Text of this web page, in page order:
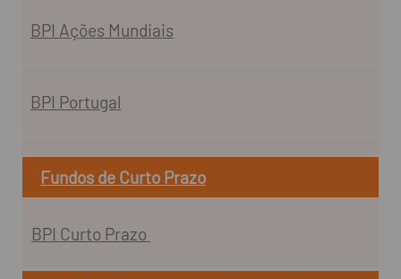
BPI Ações Mundiais
BPI Portugal
Fundos de Curto Prazo
BPI Curto Prazo